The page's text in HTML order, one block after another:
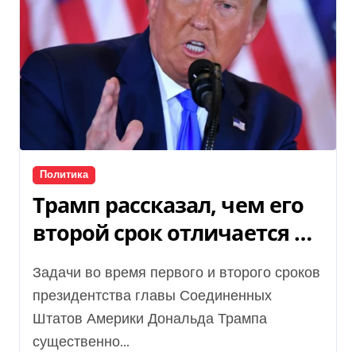
Политика
Трамп рассказал, чем его
второй срок отличается от
первого
Задачи во время первого и второго сроков
президентства главы Соединенных
Штатов Америки Дональда Трампа
существенно...